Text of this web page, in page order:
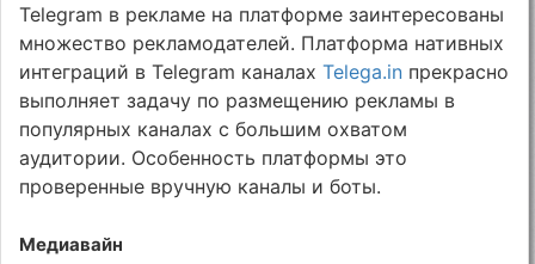
Telegram в рекламе на платформе заинтересованы
множество рекламодателей. Платформа нативных
интеграций в Telegram каналахTelega.in прекрасно
выполняет задачу по размещению рекламы в
популярных каналах с большим охватом
аудитории. Особенность платформы это
проверенные вручную каналы и боты.
Медиавайн